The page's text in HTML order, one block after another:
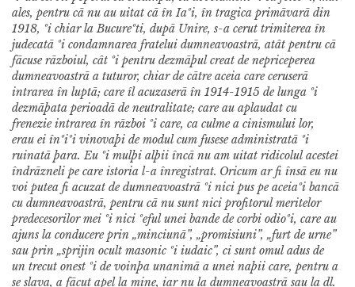
ales, pentru cã nu au uitat cã în Iaºi, în tragica primãvarã din
1918, ºi chiar la Bucureºti, dupã Unire, s-a cerut trimiterea în
judecatã ºi condamnarea fratelui dumneavoastrã, atât pentru cã
fãcuse rãzboiul, cât ºi pentru dezmãþul creat de nepriceperea
dumneavoastrã a tuturor, chiar de cãtre aceia care ceruserã
intrarea în luptã; care îl acuzaserã în 1914-1915 de lunga ºi
dezmãþata perioadã de neutralitate; care au aplaudat cu
frenezie intrarea în rãzboi ºi care, ca culme a cinismului lor,
erau ei înºiºi vinovaþi de modul cum fusese administratã ºi
ruinatã þara. Eu ºi mulþi alþii încã nu am uitat ridicolul acestei
îndrãzneli pe care istoria l-a înregistrat. Oricum ar fi însã eu nu
voi putea fi acuzat de dumneavoastrã ºi nici pus pe aceiaºi bancã
cu dumneavoastrã, pentru cã nu sunt nici profitorul meritelor
predecesorilor mei ºi nici ºeful unei bande de corbi odioºi, care au
ajuns la conducere prin „minciunã”, „promisiuni”, „furt de urne”
sau prin „sprijin ocult masonic ºi iudaic”, ci sunt omul adus de
un trecut onest ºi de voinþa unanimã a unei naþii care, pentru a
se slava, a fãcut apel la mine, iar nu la dumneavoastrã sau la dl.